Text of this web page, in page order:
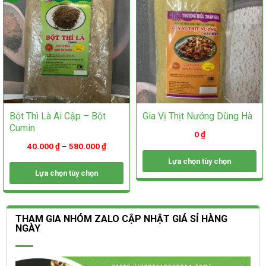
được
chọn
trên
trang
sản
phẩm
chọn
trên
trang
sản
phẩm
Bột Thì Là Ai Cập – Bột
Cumin
40.000₫– 580.000₫
Lựa chọn tùy chọn
Sản
này
có
nhiều
biến
Gia Vị Thịt Nướng Dũng Hà
0₫
Lựa chọn tùy chọn
Sản
có
nhiều
Các
THAM GIA NHÓM ZALO CẬP NHẬT GIÁ SỈ HÀNG
NGÀY